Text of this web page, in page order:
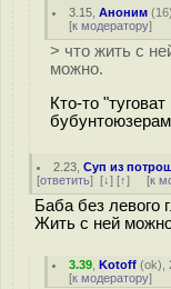
3.15 ,Аноним (16
[к модератору]
> что жить с
можно.
Кто-то
2.23 ,Суп из
[ответить] [↓] [↑] [к
Баба без левого
Жить с ней
3.39 ,Kotoff (ok),
[к модератору]